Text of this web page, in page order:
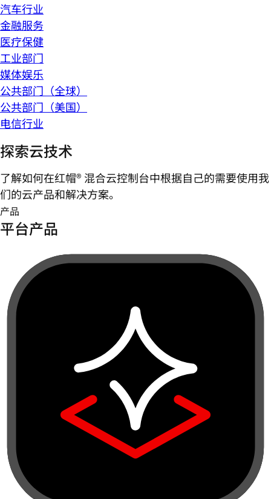
汽车行业
金融服务
医疗保健
工业部门
媒体娱乐
公共部门（全球）
公共部门（美国）
电信行业
探索云技术
了解如何在红帽® 混合云控制台中根据自己的需要使用我
们的云产品和解决方案。
产品
平台产品